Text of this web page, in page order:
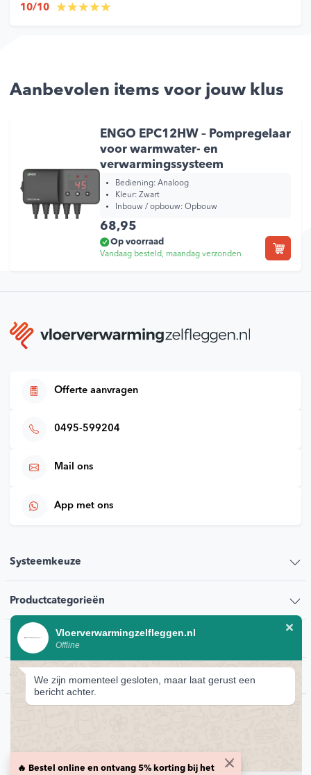
10/10
Aanbevolen items voor jouw klus
ENGO EPC12HW – Pompregelaar
voor warmwater- en
verwarmingssysteem
Bediening: Analoog
Kleur: Zwart
Inbouw / opbouw: Opbouw
68,95
Op voorraad
Vandaag besteld, maandag verzonden
Offerte aanvragen
0495-599204
Mail ons
App met ons
Systeemkeuze
Productcategorieën
Klantenservice
Contact
© 2026 Vloerverwarmingzelfleggen.nl
Privacybeleid
🔥 Bestel online en ontvang 5% korting bij het
Vloerverwarmingzelfleggen.nl
Offline
We zijn momenteel gesloten, maar laat gerust een
bericht achter.